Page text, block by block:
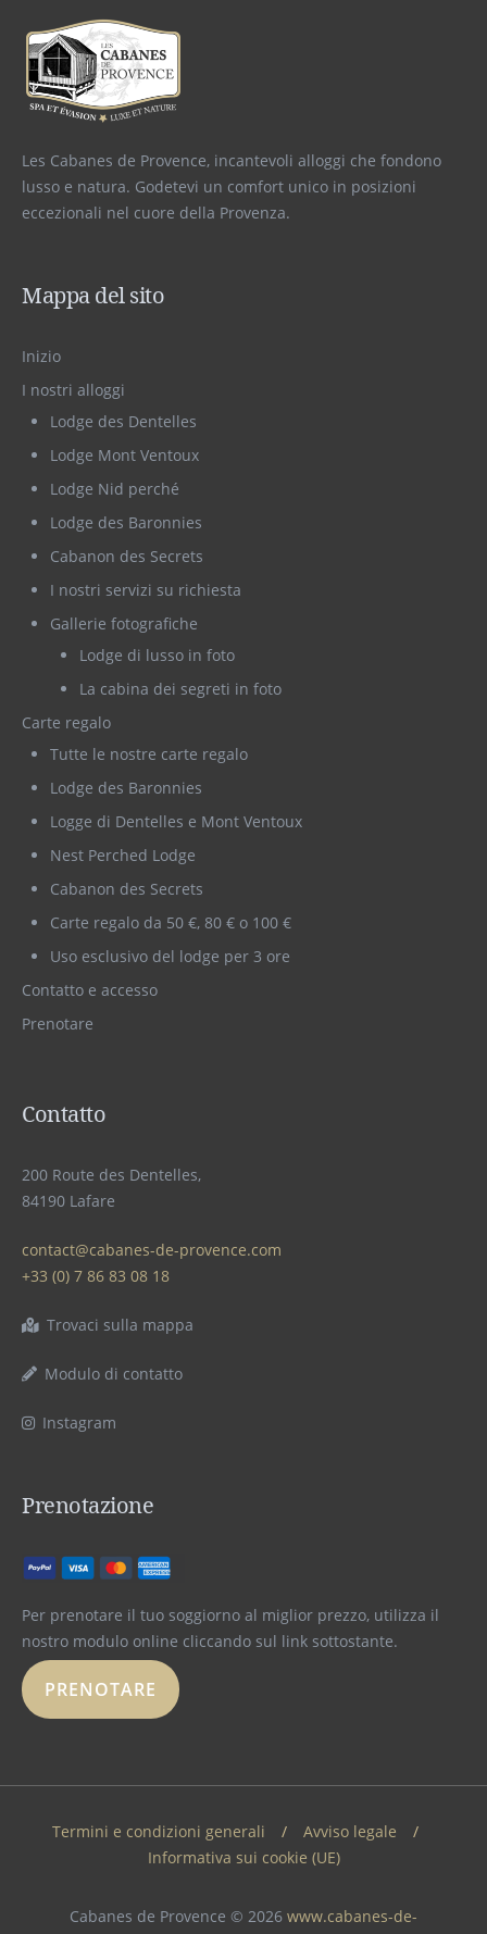
Les Cabanes de Provence, incantevoli alloggi che fondono
lusso e natura. Godetevi un comfort unico in posizioni
eccezionali nel cuore della Provenza.
Mappa del sito
Inizio
I nostri alloggi
Lodge des Dentelles
Lodge Mont Ventoux
Lodge Nid perché
Lodge des Baronnies
Cabanon des Secrets
I nostri servizi su richiesta
Gallerie fotografiche
Lodge di lusso in foto
La cabina dei segreti in foto
Carte regalo
Tutte le nostre carte regalo
Lodge des Baronnies
Logge di Dentelles e Mont Ventoux
Nest Perched Lodge
Cabanon des Secrets
Carte regalo da 50 €, 80 € o 100 €
Uso esclusivo del lodge per 3 ore
Contatto e accesso
Prenotare
Contatto
200 Route des Dentelles,
84190 Lafare
contact@cabanes-de-provence.com
+33 (0) 7 86 83 08 18
Trovaci sulla mappa
Modulo di contatto
Instagram
Prenotazione
Per prenotare il tuo soggiorno al miglior prezzo, utilizza il
nostro modulo online cliccando sul link sottostante.
PRENOTARE
Cabanes de Provence © 2026 www.cabanes-de-
Termini e condizioni generali
Avviso legale
Informativa sui cookie (UE)